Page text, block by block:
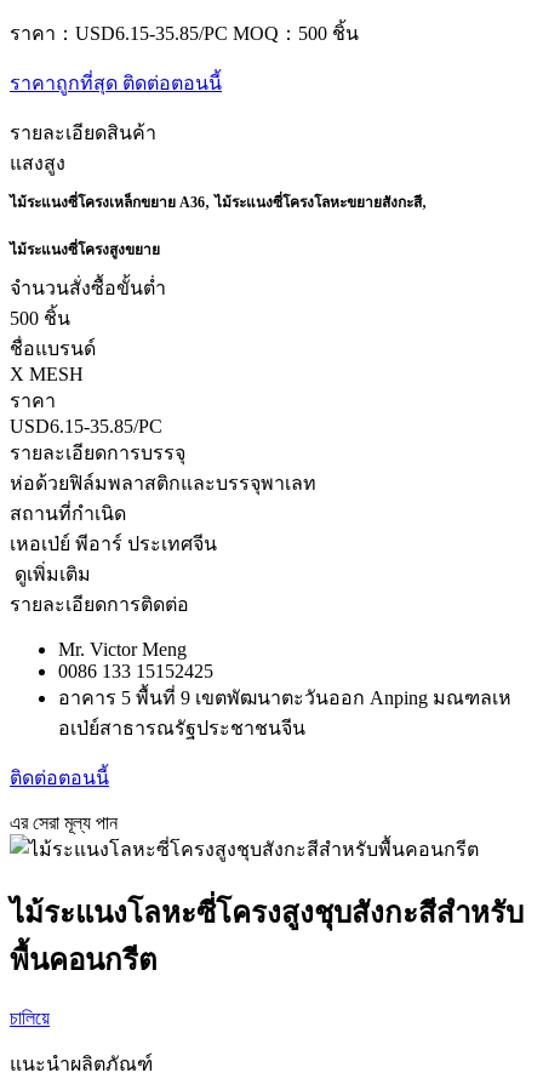
ราคา：USD6.15-35.85/PC MOQ：500 ชิ้น
ราคาถูกที่สุด ติดต่อตอนนี้
รายละเอียดสินค้า
แสงสูง
ไม้ระแนงซี่โครงเหล็กขยาย A36,ไม้ระแนงซี่โครงโลหะขยายสังกะสี,
ไม้ระแนงซี่โครงสูงขยาย
จำนวนสั่งซื้อขั้นต่ำ
500 ชิ้น
ชื่อแบรนด์
X MESH
ราคา
USD6.15-35.85/PC
รายละเอียดการบรรจุ
ห่อด้วยฟิล์มพลาสติกและบรรจุพาเลท
สถานที่กำเนิด
เหอเป่ย์ พีอาร์ ประเทศจีน
ดูเพิ่มเติม
รายละเอียดการติดต่อ
Mr. Victor Meng
0086 133 15152425
อาคาร 5 พื้นที่ 9 เขตพัฒนาตะวันออก Anping มณฑลเห
อเป่ย์สาธารณรัฐประชาชนจีน
ติดต่อตอนนี้
এর সেরা মূল্য পান
ไม้ระแนงโลหะซี่โครงสูงชุบสังกะสีสำหรับ
พื้นคอนกรีต
চালিয়ে
แนะนำผลิตภัณฑ์